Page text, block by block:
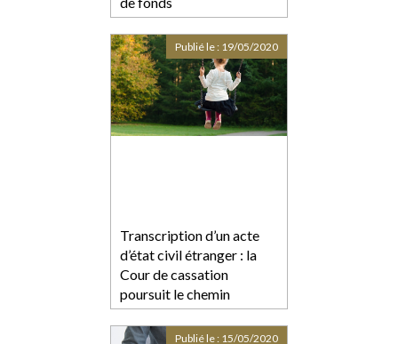
Transcription d’un acte
d’état civil étranger : la
Cour de cassation
poursuit le chemin
Publié le : 19/05/2020
Publié le : 15/05/2020